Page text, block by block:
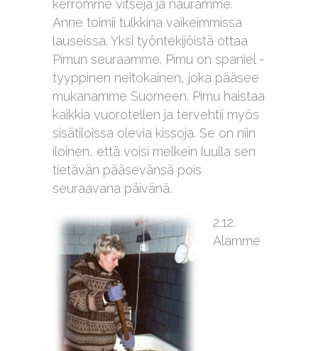
kerromme vitsejä ja nauramme.
Anne toimii tulkkina vaikeimmissa
lauseissa. Yksi työntekijöistä ottaa
Pimun seuraamme. Pimu on spaniel -
tyyppinen neitokainen, joka pääsee
mukanamme Suomeen. Pimu haistaa
kaikkia vuorotellen ja tervehtii myös
sisätiloissa olevia kissoja. Se on niin
iloinen, että voisi melkein luulla sen
tietävän pääsevänsä pois
seuraavana päivänä.
2.12.
Alamme